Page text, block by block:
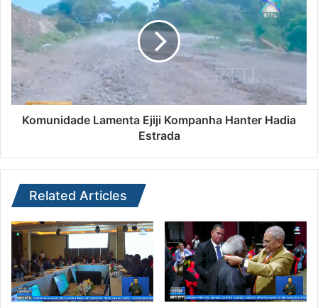
Komunidade Lamenta Ejiji Kompanha Hanter Hadia
Estrada
Related Articles